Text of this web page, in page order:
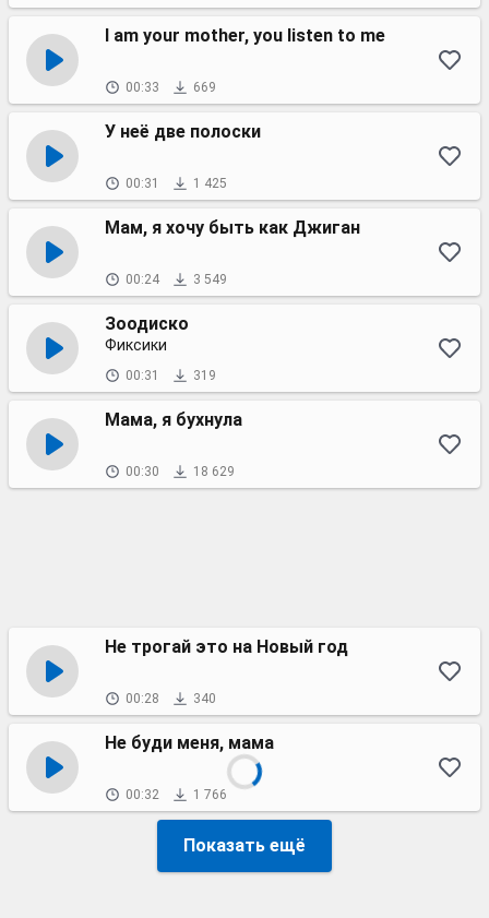
I am your mother, you listen to me
00:33 669
У неё две полоски
00:31 1 425
Мам, я хочу быть как Джиган
00:24 3 549
Зоодиско
Фиксики
00:31 319
Мама, я бухнула
00:30 18 629
Не трогай это на Новый год
00:28 340
Не буди меня, мама
00:32 1 766
Показать ещё